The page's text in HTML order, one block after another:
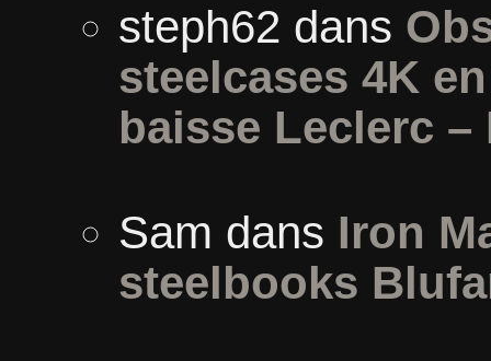
steph62 dans
steelcases 4K
baisse Leclerc
Sam dans Iron
steelbooks